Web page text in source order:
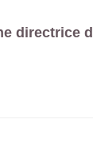
directrice